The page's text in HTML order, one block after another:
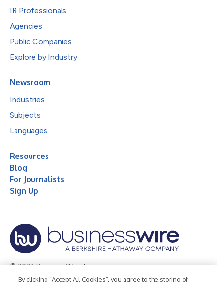
IR Professionals
Agencies
Public Companies
Explore by Industry
Newsroom
Industries
Subjects
Languages
Resources
Blog
For Journalists
Sign Up
© 2026 Business Wire, Inc.
By clicking “Accept All Cookies”, you agree to the storing of